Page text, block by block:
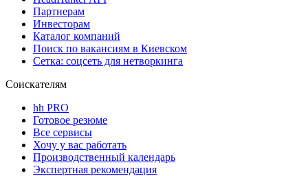
Партнерам
Инвесторам
Каталог компаний
Поиск по вакансиям в Киевском
Сетка: соцсеть для нетворкинга
Соискателям
hh PRO
Готовое резюме
Все сервисы
Хочу у вас работать
Производственный календарь
Экспертная рекомендация